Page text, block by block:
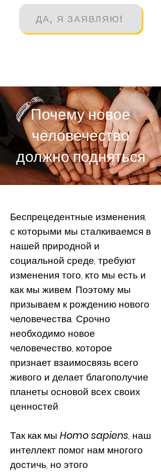
ДА, Я ЗАЯВЛЯЮ!
Почему новое
человечество
должно подняться
Беспрецедентные изменения,
с которыми мы сталкиваемся в
нашей природной и
социальной среде, требуют
изменения того, кто мы есть и
как мы живем. Поэтому мы
призываем к рождению нового
человечества. Срочно
необходимо новое
человечество, которое
признает взаимосвязь всего
живого и делает благополучие
планеты основой всех своих
ценностей.
Так как мы Homo sapiens, наш
интеллект помог нам многого
достичь, но этого